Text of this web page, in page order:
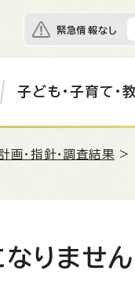
緊急情報なし
子ども・子育て・
画・指針・調査結果 >
りませ